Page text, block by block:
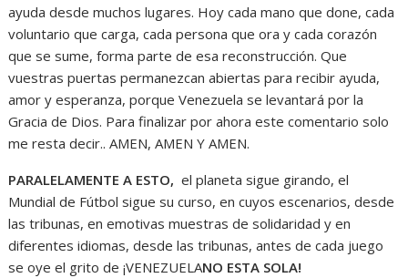
ayuda desde muchos lugares. Hoy cada mano que done, cada
voluntario que carga, cada persona que ora y cada corazón
que se sume, forma parte de esa reconstrucción. Que
vuestras puertas permanezcan abiertas para recibir ayuda,
amor y esperanza, porque Venezuela se levantará por la
Gracia de Dios. Para finalizar por ahora este comentario solo
me resta decir.. AMEN, AMEN Y AMEN.
PARALELAMENTE A ESTO, el planeta sigue girando, el
Mundial de Fútbol sigue su curso, en cuyos escenarios, desde
las tribunas, en emotivas muestras de solidaridad y en
diferentes idiomas, desde las tribunas, antes de cada juego
se oye el grito de ¡VENEZUELANO ESTA SOLA!